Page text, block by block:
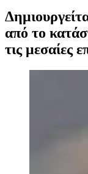
από το
τις μεσαίες